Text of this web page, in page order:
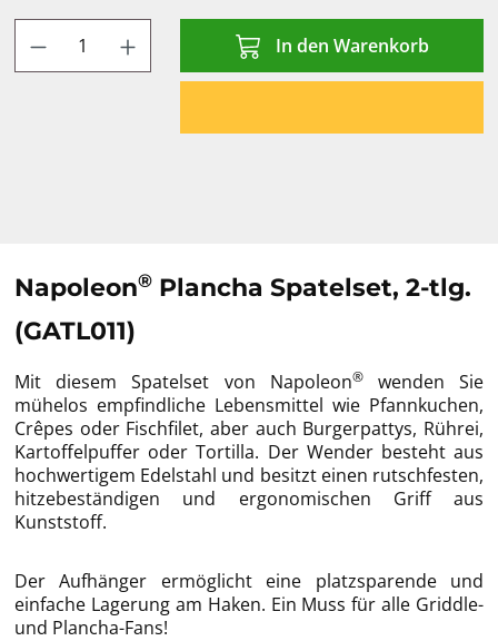
Produkt Anzahl: Gib den gewünschten
In den Warenkorb
Napoleon® Plancha Spatelset, 2-tlg.
(GATL011)
Mit diesem Spatelset von Napoleon®wenden Sie
mühelos empfindliche Lebensmittel wie Pfannkuchen,
Crêpes oder Fischfilet, aber auch Burgerpattys, Rührei,
Kartoffelpuffer oder Tortilla. Der Wender besteht aus
hochwertigem Edelstahl und besitzt einen rutschfesten,
hitzebeständigen und ergonomischen Griff aus
Kunststoff.
Der Aufhänger ermöglicht eine platzsparende und
einfache Lagerung am Haken. Ein Muss für alle Griddle-
und Plancha-Fans!